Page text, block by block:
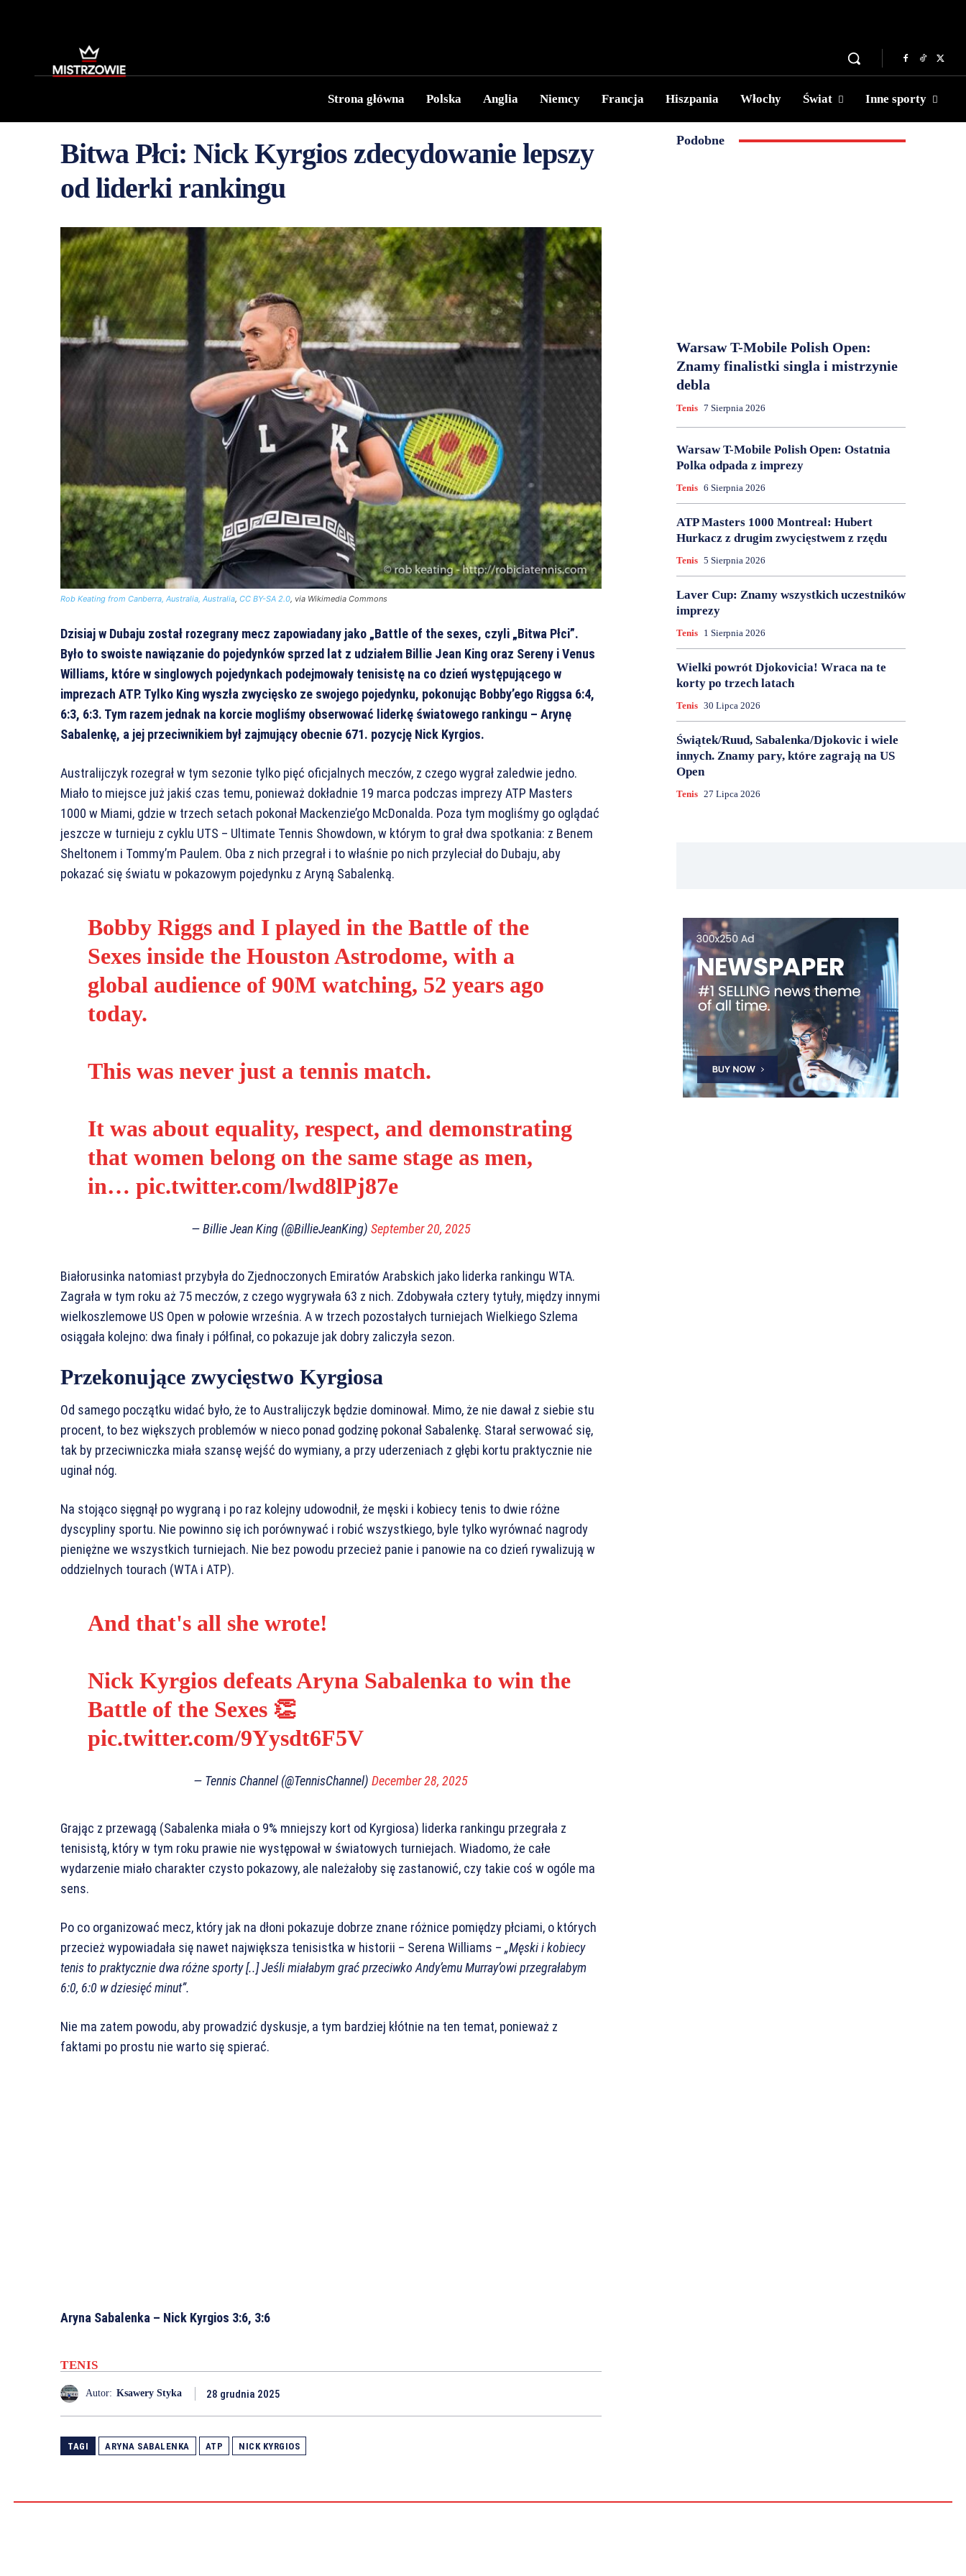
Strona główna Polska Anglia Niemcy Francja Hiszpania Włochy Świat Inne sporty
Bitwa Płci: Nick Kyrgios zdecydowanie lepszy
od liderki rankingu
Rob Keating from Canberra, Australia, Australia, CC BY-SA 2.0, via Wikimedia Commons
Dzisiaj w Dubaju został rozegrany mecz zapowiadany jako „Battle of the sexes, czyli „Bitwa Płci”.
Było to swoiste nawiązanie do pojedynków sprzed lat z udziałem Billie Jean King oraz Sereny i Venus
Williams, które w singlowych pojedynkach podejmowały tenisistę na co dzień występującego w
imprezach ATP. Tylko King wyszła zwycięsko ze swojego pojedynku, pokonując Bobby’ego Riggsa 6:4,
6:3, 6:3. Tym razem jednak na korcie mogliśmy obserwować liderkę światowego rankingu – Arynę
Sabalenkę, a jej przeciwnikiem był zajmujący obecnie 671. pozycję Nick Kyrgios.
Australijczyk rozegrał w tym sezonie tylko pięć oficjalnych meczów, z czego wygrał zaledwie jedno.
Miało to miejsce już jakiś czas temu, ponieważ dokładnie 19 marca podczas imprezy ATP Masters
1000 w Miami, gdzie w trzech setach pokonał Mackenzie’go McDonalda. Poza tym mogliśmy go oglądać
jeszcze w turnieju z cyklu UTS – Ultimate Tennis Showdown, w którym to grał dwa spotkania: z Benem
Sheltonem i Tommy’m Paulem. Oba z nich przegrał i to właśnie po nich przyleciał do Dubaju, aby
pokazać się światu w pokazowym pojedynku z Aryną Sabalenką.
Bobby Riggs and I played in the Battle of the
Sexes inside the Houston Astrodome, with a
global audience of 90M watching, 52 years ago
today.
This was never just a tennis match.
It was about equality, respect, and demonstrating
that women belong on the same stage as men,
in… pic.twitter.com/lwd8lPj87e
— Billie Jean King (@BillieJeanKing) September 20, 2025
Białorusinka natomiast przybyła do Zjednoczonych Emiratów Arabskich jako liderka rankingu WTA.
Zagrała w tym roku aż 75 meczów, z czego wygrywała 63 z nich. Zdobywała cztery tytuły, między innymi
wielkoszlemowe US Open w połowie września. A w trzech pozostałych turniejach Wielkiego Szlema
osiągała kolejno: dwa finały i półfinał, co pokazuje jak dobry zaliczyła sezon.
Przekonujące zwycięstwo Kyrgiosa
Od samego początku widać było, że to Australijczyk będzie dominował. Mimo, że nie dawał z siebie stu
procent, to bez większych problemów w nieco ponad godzinę pokonał Sabalenkę. Starał serwować się,
tak by przeciwniczka miała szansę wejść do wymiany, a przy uderzeniach z głębi kortu praktycznie nie
uginał nóg.
Na stojąco sięgnął po wygraną i po raz kolejny udowodnił, że męski i kobiecy tenis to dwie różne
dyscypliny sportu. Nie powinno się ich porównywać i robić wszystkiego, byle tylko wyrównać nagrody
pieniężne we wszystkich turniejach. Nie bez powodu przecież panie i panowie na co dzień rywalizują w
oddzielnych tourach (WTA i ATP).
And that's all she wrote!
Nick Kyrgios defeats Aryna Sabalenka to win the
Battle of the Sexes 👏
pic.twitter.com/9Yysdt6F5V
— Tennis Channel (@TennisChannel)December 28, 2025
Grając z przewagą (Sabalenka miała o 9% mniejszy kort od Kyrgiosa) liderka rankingu przegrała z
tenisistą, który w tym roku prawie nie występował w światowych turniejach. Wiadomo, że całe
wydarzenie miało charakter czysto pokazowy, ale należałoby się zastanowić, czy takie coś w ogóle ma
sens.
Po co organizować mecz, który jak na dłoni pokazuje dobrze znane różnice pomiędzy płciami, o których
przecież wypowiadała się nawet największa tenisistka w historii – Serena Williams – „Męski i kobiecy
tenis to praktycznie dwa różne sporty [..] Jeśli miałabym grać przeciwko Andy’emu Murray’owi przegrałabym
6:0, 6:0 w dziesięć minut”.
Nie ma zatem powodu, aby prowadzić dyskusje, a tym bardziej kłótnie na ten temat, ponieważ z
faktami po prostu nie warto się spierać.
Aryna Sabalenka – Nick Kyrgios 3:6, 3:6
TENIS
Autor: Ksawery Styka 28 grudnia 2025
TAGI ARYNA SABALENKA ATP NICK KYRGIOS
Podobne
Warsaw T-Mobile Polish Open:
Znamy finalistki singla i mistrzynie
debla
Tenis 7 Sierpnia 2026
Warsaw T-Mobile Polish Open: Ostatnia
Polka odpada z imprezy
Tenis 6 Sierpnia 2026
ATP Masters 1000 Montreal: Hubert
Hurkacz z drugim zwycięstwem z rzędu
Tenis 5 Sierpnia 2026
Laver Cup: Znamy wszystkich uczestników
imprezy
Tenis 1 Sierpnia 2026
Wielki powrót Djokovicia! Wraca na te
korty po trzech latach
Tenis 30 Lipca 2026
Świątek/Ruud, Sabalenka/Djokovic i wiele
innych. Znamy pary, które zagrają na US
Open
Tenis 27 Lipca 2026